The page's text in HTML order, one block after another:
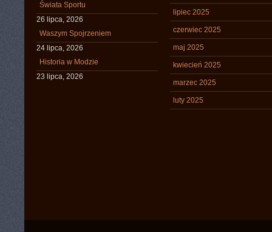
Świata Sportu
26 lipca, 2026
Waszym Spojrzeniem
24 lipca, 2026
Historia w Modzie
23 lipca, 2026
lipiec 2025
czerwiec 2025
maj 2025
kwiecień 2025
marzec 2025
luty 2025